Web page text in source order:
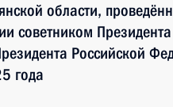
области,
советником
Российской
года